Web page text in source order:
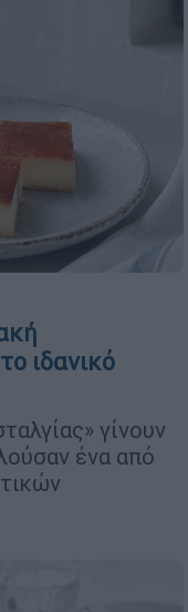
ιδανικό
γίνουν
ένα από